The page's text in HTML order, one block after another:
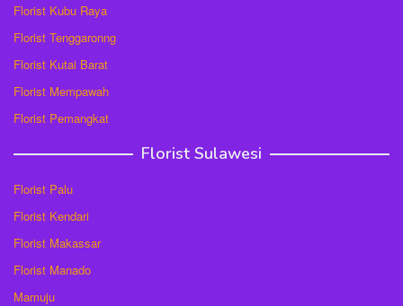
Florist Kubu Raya
Florist Tenggaronng
Florist Kutai Barat
Florist Mempawah
Florist Pemangkat
Florist Sulawesi
Florist Palu
Florist Kendari
Florist Makassar
Florist Manado
Mamuju